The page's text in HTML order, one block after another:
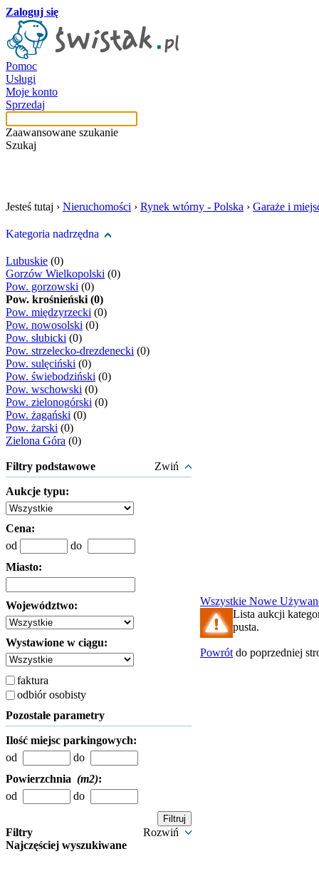
Zaloguj się
Pomoc
Usługi
Moje konto
Sprzedaj
Zaawansowane szukanie
Szukaj
Jesteś tutaj › Nieruchomości › Rynek wtórny - Polska › Garaże i
Kategoria nadrzędna
Lubuskie (0)
Gorzów Wielkopolski (0)
Pow. gorzowski (0)
Pow. krośnieński (0)
Pow. międzyrzecki (0)
Pow. nowosolski (0)
Pow. słubicki (0)
Pow. strzelecko-drezdenecki (0)
Pow. sulęciński (0)
Pow. świebodziński (0)
Pow. wschowski (0)
Pow. zielonogórski (0)
Pow. żagański (0)
Pow. żarski (0)
Zielona Góra (0)
Filtry podstawowe Zwiń
Aukcje typu:
Cena:
od
do
Miasto:
Województwo:
Wystawione w ciągu:
faktura
odbiór osobisty
Pozostałe parametry
Ilość miejsc parkingowych:
od
do
Powierzchnia (m2):
od
do
Filtry
Rozwiń
Najczęściej wyszukiwane
Wszystkie Nowe
Lista aukcji
pusta.
Powrót do poprzedniej